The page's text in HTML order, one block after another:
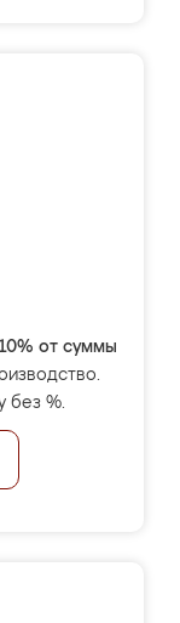
от суммы
без %.